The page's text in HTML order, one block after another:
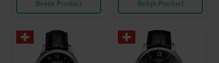
Bekijk Product
Bekijk Product